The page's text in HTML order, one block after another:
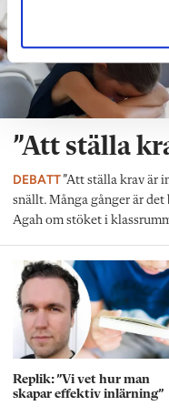
”Att ställa
DEBATT”Att ställa krav är
snällt. Många gånger är
Agah om stöket i
Replik: ”Vi vet hur man
skapar effektiv inlärning”